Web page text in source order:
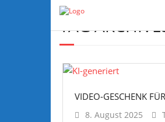
TAG
VIDEO-GESCHENK
8. August 2025